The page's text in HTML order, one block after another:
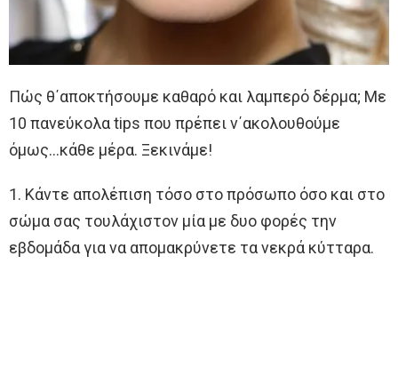
Πώς θ΄αποκτήσουμε καθαρό και λαμπερό δέρμα; Με
10 πανεύκολα tips που πρέπει ν΄ακολουθούμε
όμως…κάθε μέρα. Ξεκινάμε!
1. Κάντε απολέπιση τόσο στο πρόσωπο όσο και στο
σώμα σας τουλάχιστον μία με δυο φορές την
εβδομάδα για να απομακρύνετε τα νεκρά κύτταρα.